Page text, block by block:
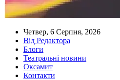
Четвер, 6 Серпня, 2026
Від Редактора
Блоги
Театральні новини
Оксамит
Контакти